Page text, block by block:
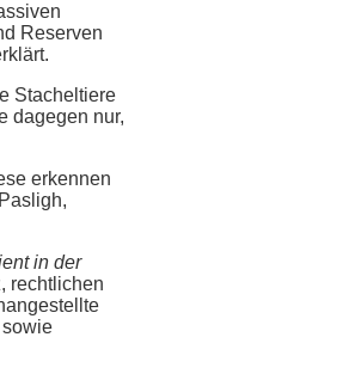
Reserven
Stacheltiere
dagegen nur,
erkennen
in der
rechtlichen